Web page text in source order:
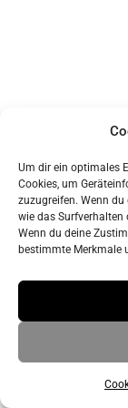
Um dir ein optimales
Cookies, um
zuzugreifen. Wenn
wie das Surfverhalten
Wenn du deine
bestimmte Merkmale
© 2026 ahrens